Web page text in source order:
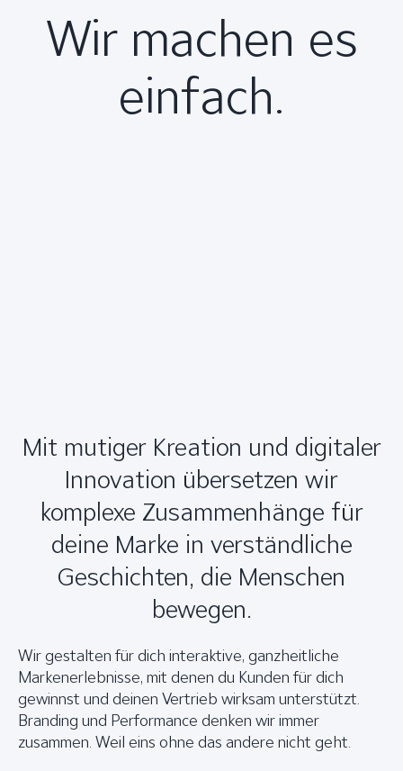
Wir machen es
einfach.
Mit mutiger Kreation und digitaler
Innovation übersetzen wir
komplexe Zusammenhänge für
deine Marke in verständliche
Geschichten, die Menschen
bewegen.
Wir gestalten für dich interaktive, ganzheitliche
Markenerlebnisse, mit denen du Kunden für dich
gewinnst und deinen Vertrieb wirksam unterstützt.
Branding und Performance denken wir immer
zusammen. Weil eins ohne das andere nicht geht.